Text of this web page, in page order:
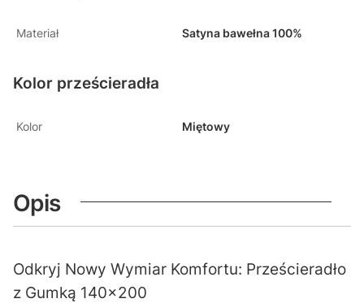
Materiał Satyna bawełna 100%
Kolor prześcieradła
Kolor Miętowy
Opis
Odkryj Nowy Wymiar Komfortu: Prześcieradło
z Gumką 140x200